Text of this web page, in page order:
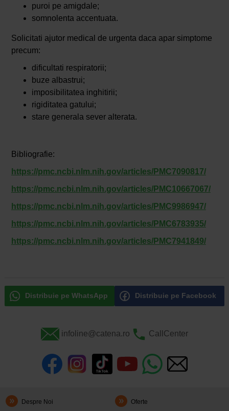
puroi pe amigdale;
somnolenta accentuata.
Solicitati ajutor medical de urgenta daca apar simptome
precum:
dificultati respiratorii;
buze albastrui;
imposibilitatea inghitirii;
rigiditatea gatului;
stare generala sever alterata.
Bibliografie:
https://pmc.ncbi.nlm.nih.gov/articles/PMC7090817/
https://pmc.ncbi.nlm.nih.gov/articles/PMC10667067/
https://pmc.ncbi.nlm.nih.gov/articles/PMC9986947/
https://pmc.ncbi.nlm.nih.gov/articles/PMC6783935/
https://pmc.ncbi.nlm.nih.gov/articles/PMC7941849/
Distribuie pe WhatsApp Distribuie pe Facebook
infoline@catena.ro CallCenter
Despre Noi Oferte